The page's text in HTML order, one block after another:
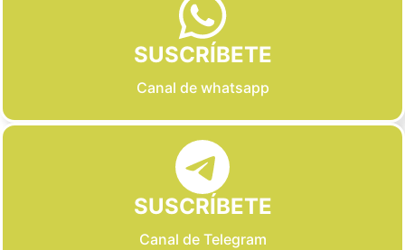
SUSCRÍBETE
Canal de whatsapp
SUSCRÍBETE
Canal de Telegram